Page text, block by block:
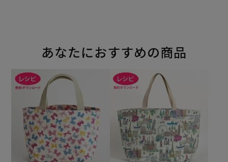
あなたにおすすめの商品